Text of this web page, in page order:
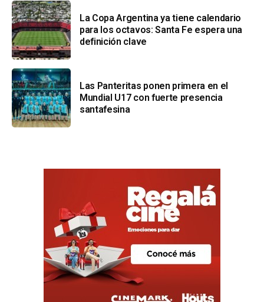
La Copa Argentina ya tiene calendario
para los octavos: Santa Fe espera una
definición clave
Las Panteritas ponen primera en el
Mundial U17 con fuerte presencia
santafesina